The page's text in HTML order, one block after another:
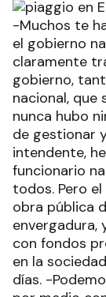
-Muchos te
el gobierno
claramente
gobierno,
nacional,
nunca hubo
de gestionar
intendente,
funcionario
todos. Pero
obra pública
envergadura,
con fondos
en la
días. -